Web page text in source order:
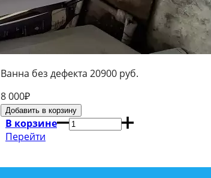
Ванна без дефекта 20900 руб.
8 000₽
В корзине
Перейти